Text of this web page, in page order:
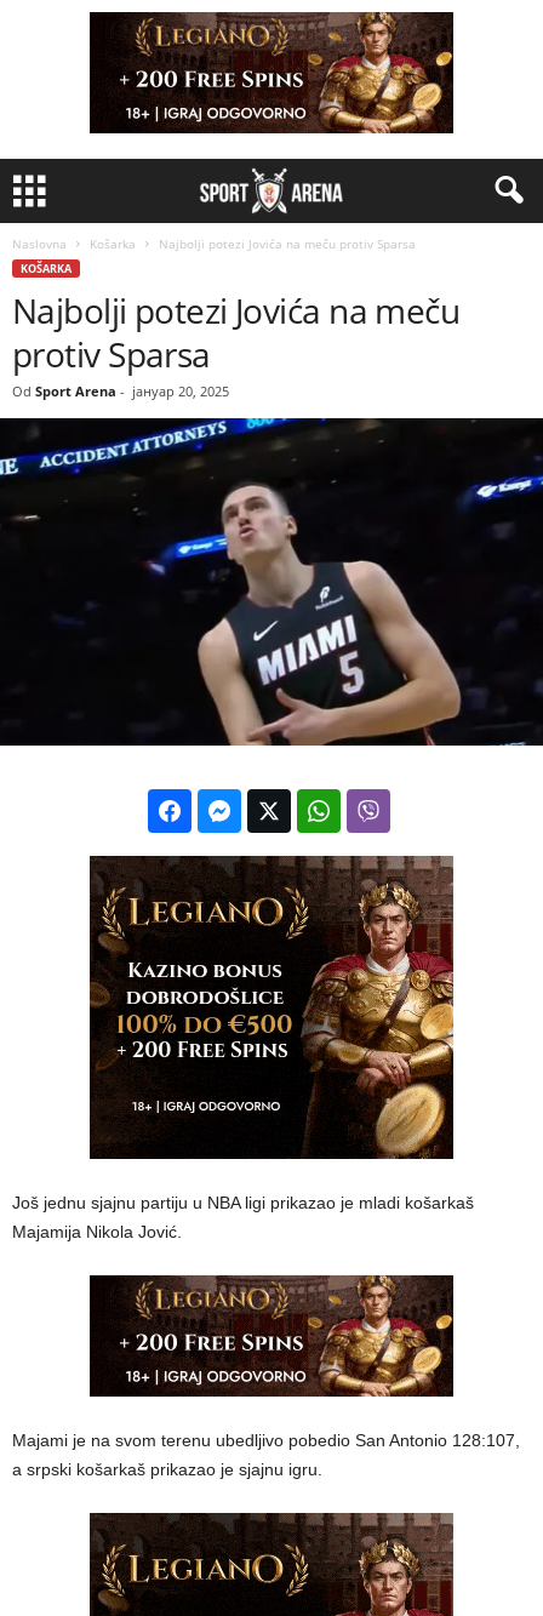
Naslovna Košarka Najbolji potezi Jovića na meču protiv Sparsa
KOŠARKA
Najbolji potezi Jovića na meču
protiv Sparsa
Od Sport Arena - јануар 20, 2025
Još jednu sjajnu partiju u NBA ligi prikazao je mladi košarkaš
Majamija Nikola Jović.
Majami je na svom terenu ubedljivo pobedio San Antonio 128:107,
a srpski košarkaš prikazao je sjajnu igru.